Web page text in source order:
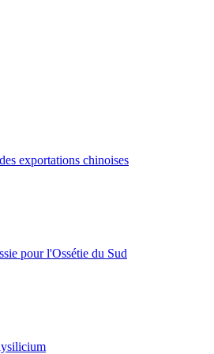
exportations chinoises
pour l'Ossétie du Sud